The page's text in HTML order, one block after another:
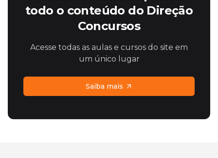
todo o conteúdo do Direção
Concursos
Acesse todas as aulas e cursos do site em
um único lugar
Saiba mais